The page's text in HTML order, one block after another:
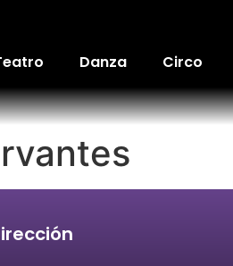
Danza Circo